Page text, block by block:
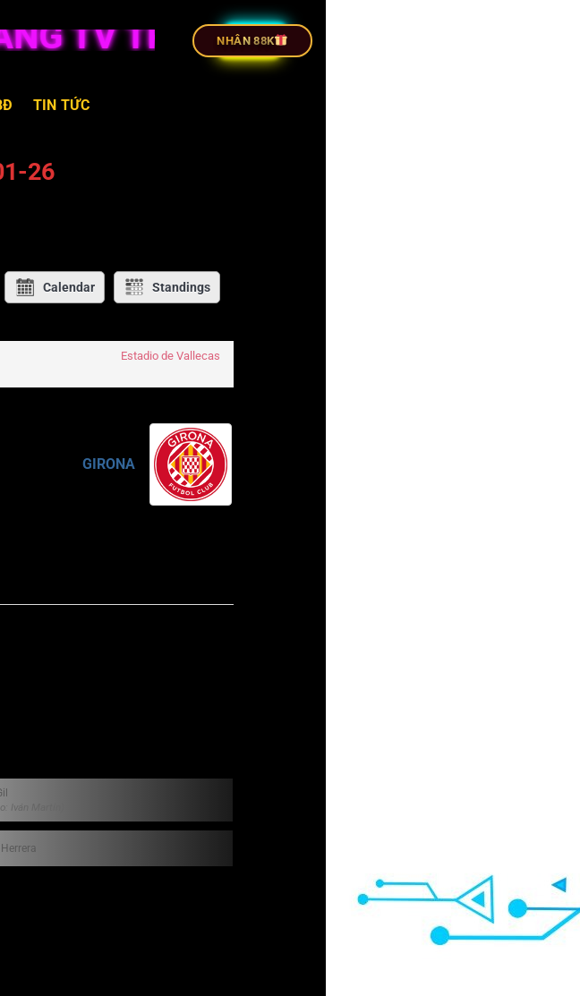
TV TRỰC TIẾP BÓNG ĐÁ
NHÂN 88K
TIN TỨC
26
Calendar Standings
Estadio de Vallecas
GIRONA
Iván Martín)